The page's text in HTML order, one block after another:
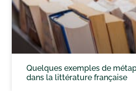
Quelques exemples de
dans la littérature française